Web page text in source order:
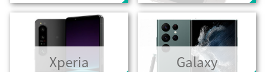
Xperia Galaxy